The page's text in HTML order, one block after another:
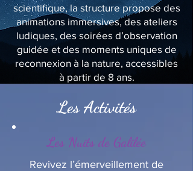
scientifique, la structure propose des
animations immersives, des ateliers
ludiques, des soirées d’observation
guidée et des moments uniques de
reconnexion à la nature, accessibles
à partir de 8 ans.
Les Activités
Les Nuits de Galilée
Revivez l’émerveillement de